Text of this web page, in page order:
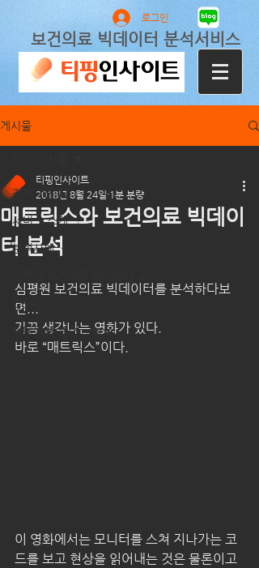
로그인
보건의료 빅데이터 분석서비스
게시물
전체 게시물
서비스 소개
분석사례
Q&A
빅데이터 관련 article
매트릭스와 보건의료 빅데이
터 분석
티핑인사이트
2018년 8월 24일 1분 분량
심평원 보건의료 빅데이터를 분석하다보
면...
가끔 생각나는 영화가 있다.
바로 “매트릭스”이다.
이 영화에서는 모니터를 스쳐 지나가는 코
드를 보고 현상을 읽어내는 것은 물론이고